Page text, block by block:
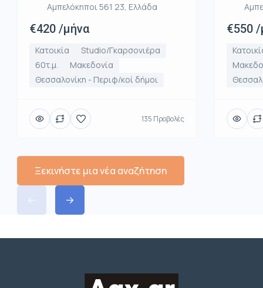
Αμπελόκηποι 561 23, Ελλάδα
€420 /μήνα
Κατοικία
Studio/Γκαρσονιέρα
60τ.μ.
Μακεδονία
Θεσσαλονίκη - Περιφ/κοί δήμοι
135 Προβολές
€550
Ξεκινήστε μια νέα αναζήτηση